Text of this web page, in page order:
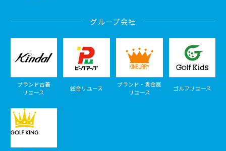
グループ会社
ブランド古着
リユース
総合リユース
ブランド・貴金属
リユース
ゴルフリユース